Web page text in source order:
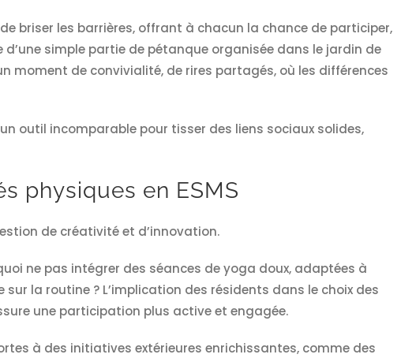
briser les barrières, offrant à chacun la chance de participer,
d’une simple partie de pétanque organisée dans le jardin de
moment de convivialité, de rires partagés, où les différences
outil incomparable pour tisser des liens sociaux solides,
physiques en ESMS
de créativité et d’innovation.
ne pas intégrer des séances de yoga doux, adaptées à
la routine ? L’implication des résidents dans le choix des
une participation plus active et engagée.
à des initiatives extérieures enrichissantes, comme des